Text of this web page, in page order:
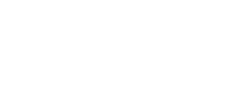
解